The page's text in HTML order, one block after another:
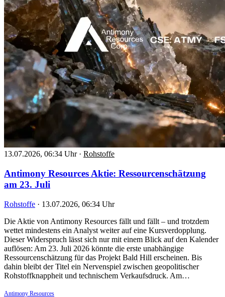
13.07.2026, 06:34 Uhr · Rohstoffe
Antimony Resources Aktie: Ressourcenschätzung
am 23. Juli
Rohstoffe · 13.07.2026, 06:34 Uhr
Die Aktie von Antimony Resources fällt und fällt – und trotzdem
wettet mindestens ein Analyst weiter auf eine Kursverdopplung.
Dieser Widerspruch lässt sich nur mit einem Blick auf den Kalender
auflösen: Am 23. Juli 2026 könnte die erste unabhängige
Ressourcenschätzung für das Projekt Bald Hill erscheinen. Bis
dahin bleibt der Titel ein Nervenspiel zwischen geopolitischer
Rohstoffknappheit und technischem Verkaufsdruck. Am…
Antimony Resources